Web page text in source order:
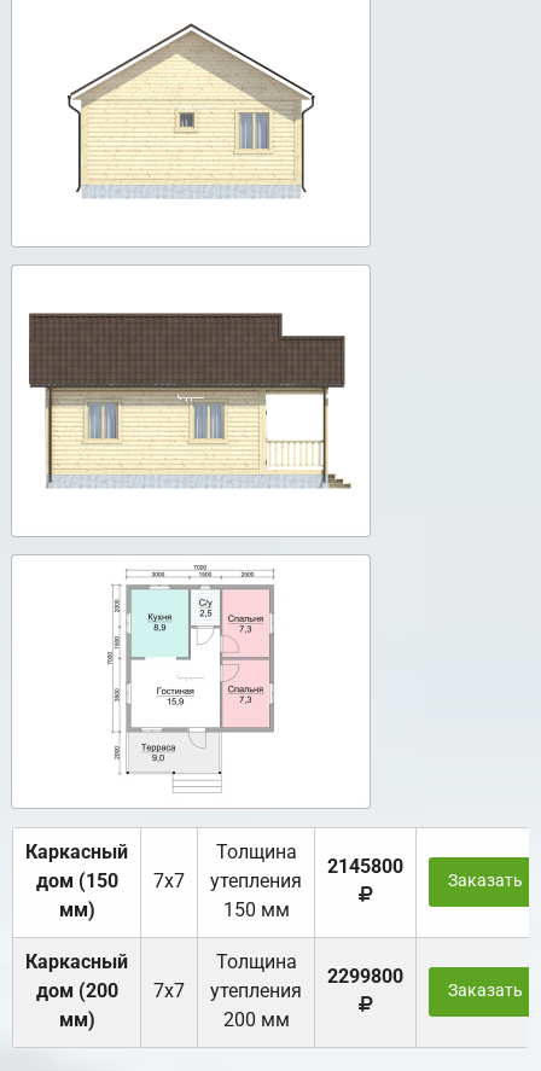
Каркасный
дом (150
мм)
7х7
Толщина
утепления
150 мм
2145800
Заказать
Каркасный
дом (200
мм)
7х7
Толщина
утепления
200 мм
2299800
Заказать